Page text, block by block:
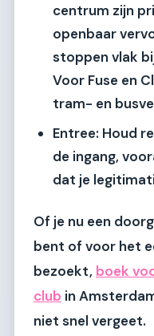
centrum zijn
openbaar
stoppen vlak
Voor Fuse en
tram- en
Entree: Houd
de ingang,
dat je
Of je nu een
bent of voor het
bezoekt, boek
club in
niet snel vergeet.